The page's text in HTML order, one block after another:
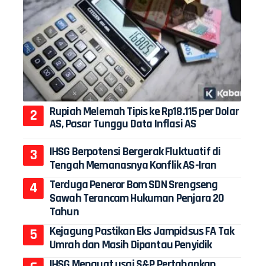
Rupiah Melemah Tipis ke Rp18.115 per Dolar
AS, Pasar Tunggu Data Inflasi AS
IHSG Berpotensi Bergerak Fluktuatif di
Tengah Memanasnya Konflik AS-Iran
Terduga Peneror Bom SDN Srengseng
Sawah Terancam Hukuman Penjara 20
Tahun
Kejagung Pastikan Eks Jampidsus FA Tak
Umrah dan Masih Dipantau Penyidik